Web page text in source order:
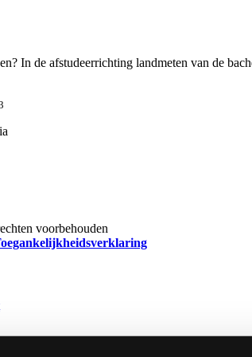
In de afstudeerrichting landmeten van de
voorbehouden